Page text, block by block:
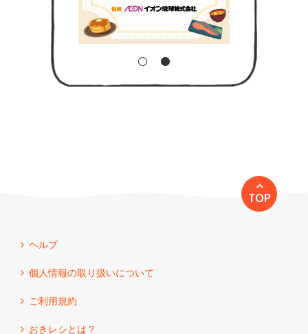
TOP
ヘルプ
個人情報の取り扱いについて
ご利用規約
おきレシとは？